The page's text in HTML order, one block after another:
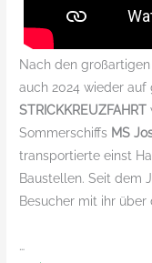
Nach den
auch 2024 wieder auf
STRICKKREUZFAHRT
Sommerschiffs MS
transportierte einst
Baustellen. Seit dem
Besucher mit ihr über
…